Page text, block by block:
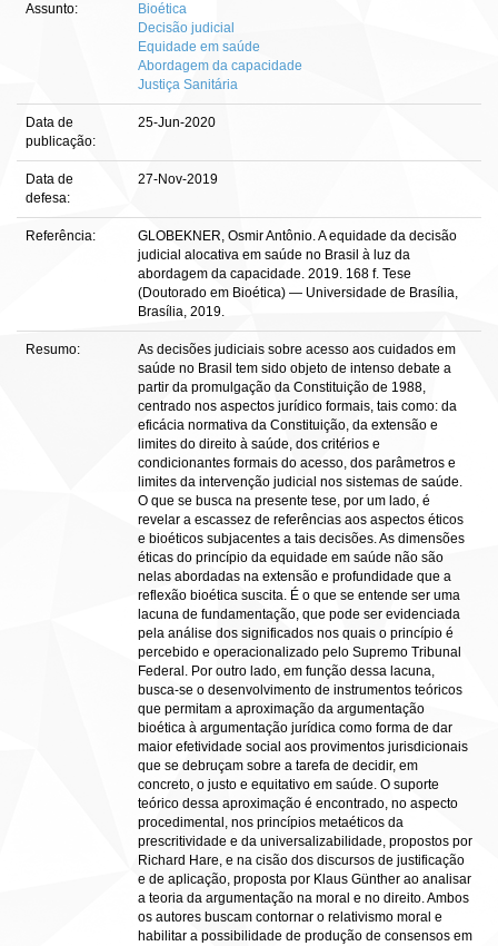
Assunto:
Bioética
Decisão judicial
Equidade em saúde
Abordagem da capacidade
Justiça Sanitária
Data de
publicação:
25-Jun-2020
Data de
defesa:
27-Nov-2019
Referência:
GLOBEKNER, Osmir Antônio. A equidade da decisão
judicial alocativa em saúde no Brasil à luz da
abordagem da capacidade. 2019. 168 f. Tese
(Doutorado em Bioética) — Universidade de Brasília,
Brasília, 2019.
Resumo:
As decisões judiciais sobre acesso aos cuidados em
saúde no Brasil tem sido objeto de intenso debate a
partir da promulgação da Constituição de 1988,
centrado nos aspectos jurídico formais, tais como: da
eficácia normativa da Constituição, da extensão e
limites do direito à saúde, dos critérios e
condicionantes formais do acesso, dos parâmetros e
limites da intervenção judicial nos sistemas de saúde.
O que se busca na presente tese, por um lado, é
revelar a escassez de referências aos aspectos éticos
e bioéticos subjacentes a tais decisões. As dimensões
éticas do princípio da equidade em saúde não são
nelas abordadas na extensão e profundidade que a
reflexão bioética suscita. É o que se entende ser uma
lacuna de fundamentação, que pode ser evidenciada
pela análise dos significados nos quais o princípio é
percebido e operacionalizado pelo Supremo Tribunal
Federal. Por outro lado, em função dessa lacuna,
busca-se o desenvolvimento de instrumentos teóricos
que permitam a aproximação da argumentação
bioética à argumentação jurídica como forma de dar
maior efetividade social aos provimentos jurisdicionais
que se debruçam sobre a tarefa de decidir, em
concreto, o justo e equitativo em saúde. O suporte
teórico dessa aproximação é encontrado, no aspecto
procedimental, nos princípios metaéticos da
prescritividade e da universalizabilidade, propostos por
Richard Hare, e na cisão dos discursos de justificação
e de aplicação, proposta por Klaus Günther ao analisar
a teoria da argumentação na moral e no direito. Ambos
os autores buscam contornar o relativismo moral e
habilitar a possibilidade de produção de consensos em